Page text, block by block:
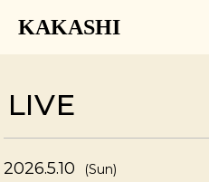
KAKASHI
LIVE
2026.5.10 (Sun)